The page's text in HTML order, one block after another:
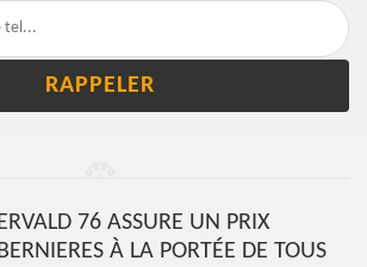
76 ASSURE UN PRIX
À LA PORTÉE DE TOUS